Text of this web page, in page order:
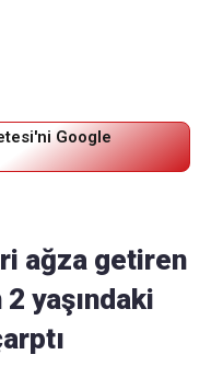
Google
ağza getiren
yaşındaki